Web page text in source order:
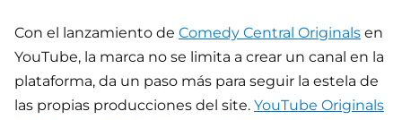
Con el lanzamiento de Comedy Central Originals en
YouTube, la marca no se limita a crear un canal en la
plataforma, da un paso más para seguir la estela de
las propias producciones del site. YouTube Originals